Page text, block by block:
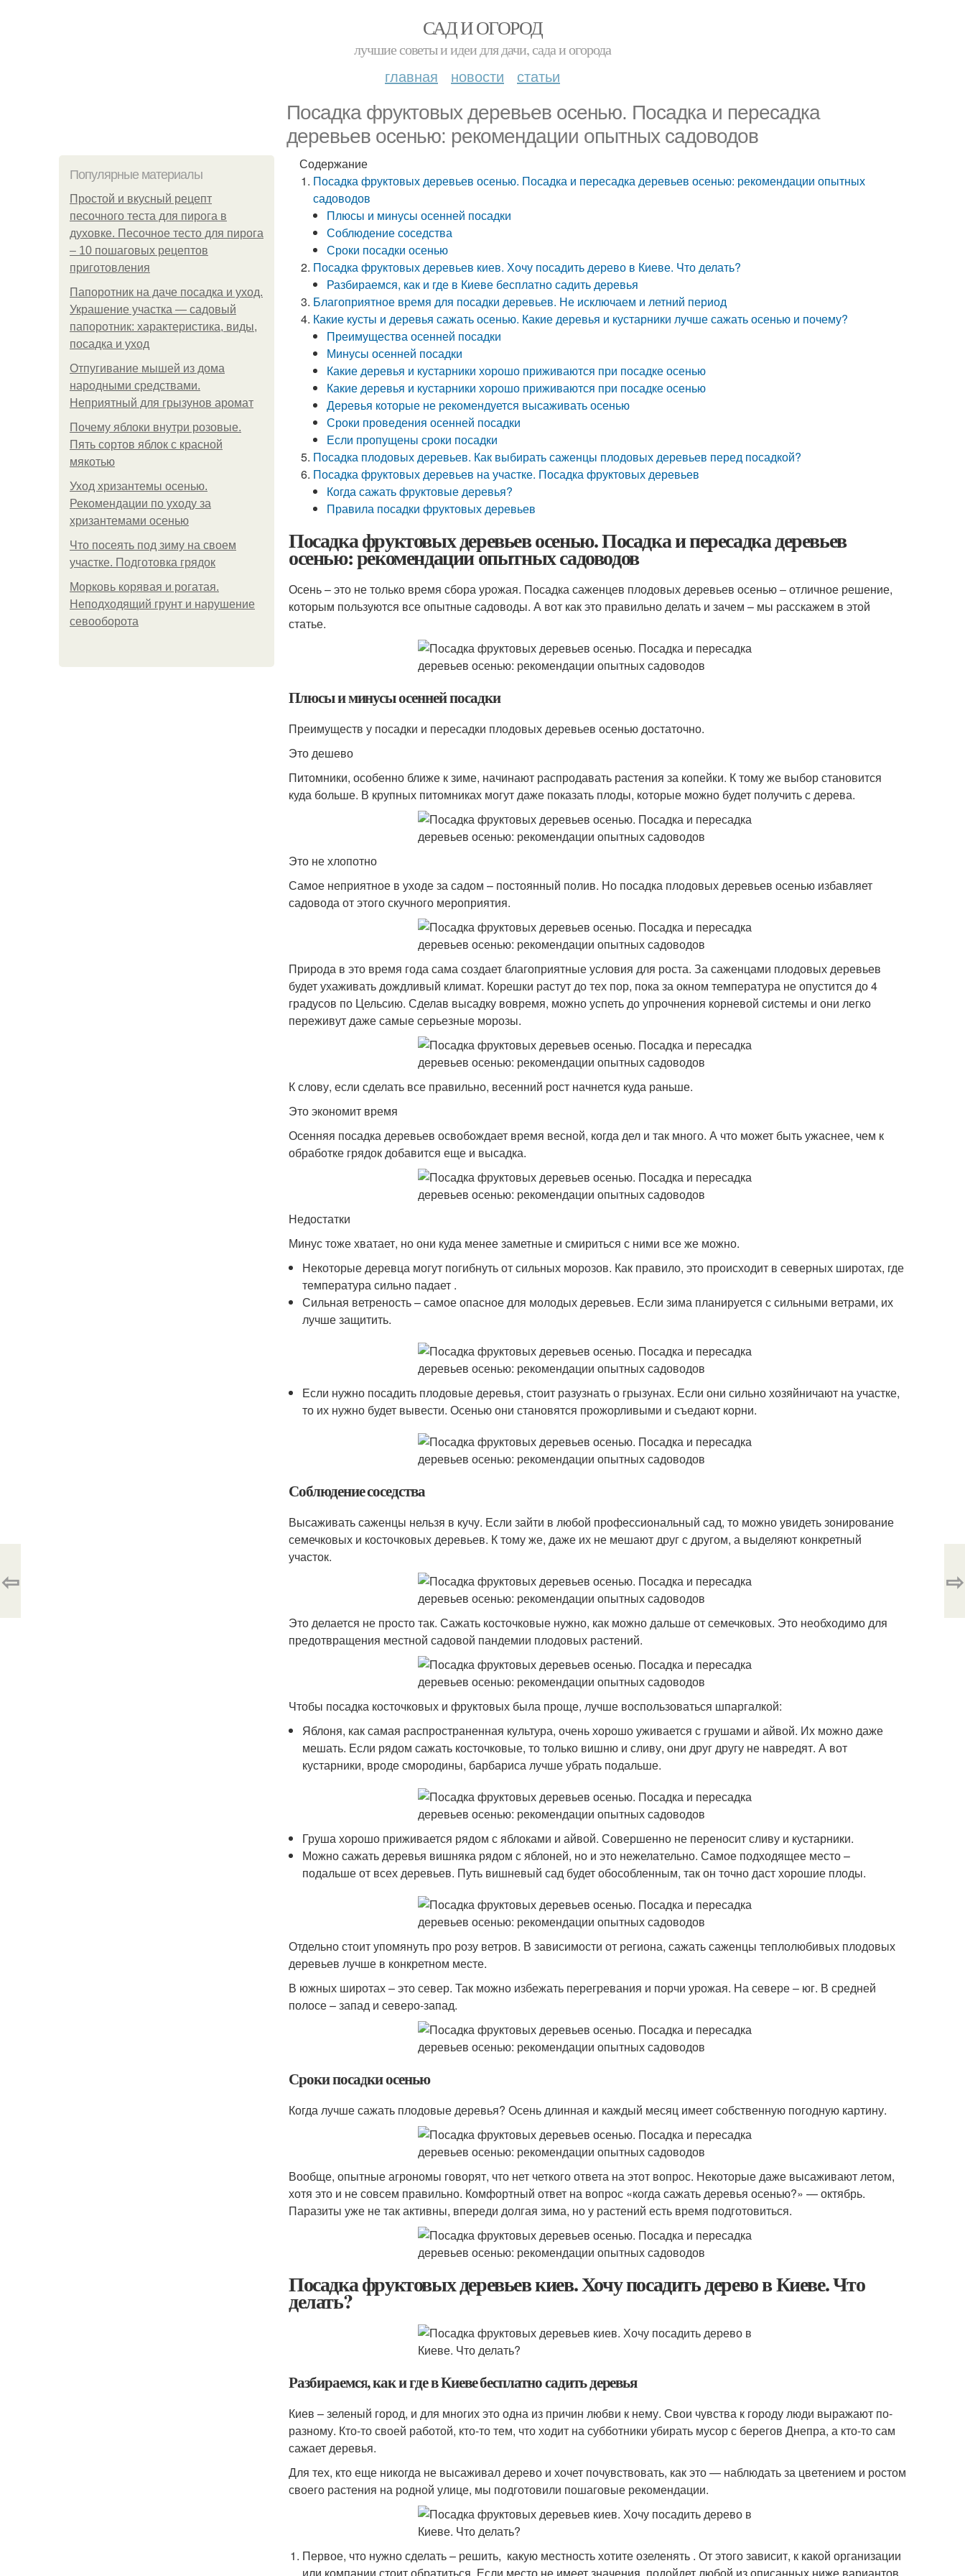
САД И ОГОРОД
лучшие советы и идеи для дачи, сада и огорода
главная новости статьи
Посадка фруктовых деревьев осенью. Посадка и пересадка
деревьев осенью: рекомендации опытных садоводов
Популярные материалы
Простой и вкусный рецепт
песочного теста для пирога в
духовке. Песочное тесто для пирога
– 10 пошаговых рецептов
приготовления
Папоротник на даче посадка и уход.
Украшение участка — садовый
папоротник: характеристика, виды,
посадка и уход
Отпугивание мышей из дома
народными средствами.
Неприятный для грызунов аромат
Почему яблоки внутри розовые.
Пять сортов яблок с красной
мякотью
Уход хризантемы осенью.
Рекомендации по уходу за
хризантемами осенью
Что посеять под зиму на своем
участке. Подготовка грядок
Морковь корявая и рогатая.
Неподходящий грунт и нарушение
севооборота
Содержание
Посадка фруктовых деревьев осенью. Посадка и пересадка деревьев осенью: рекомендации опытных
садоводов
Плюсы и минусы осенней посадки
Соблюдение соседства
Сроки посадки осенью
Посадка фруктовых деревьев киев. Хочу посадить дерево в Киеве. Что делать?
Разбираемся, как и где в Киеве бесплатно садить деревья
Благоприятное время для посадки деревьев. Не исключаем и летний период
Какие кусты и деревья сажать осенью. Какие деревья и кустарники лучше сажать осенью и почему?
Преимущества осенней посадки
Минусы осенней посадки
Какие деревья и кустарники хорошо приживаются при посадке осенью
Какие деревья и кустарники хорошо приживаются при посадке осенью
Деревья которые не рекомендуется высаживать осенью
Сроки проведения осенней посадки
Если пропущены сроки посадки
Посадка плодовых деревьев. Как выбирать саженцы плодовых деревьев перед посадкой?
Посадка фруктовых деревьев на участке. Посадка фруктовых деревьев
Когда сажать фруктовые деревья?
Правила посадки фруктовых деревьев
Посадка фруктовых деревьев осенью. Посадка и пересадка деревьев
осенью: рекомендации опытных садоводов
Осень – это не только время сбора урожая. Посадка саженцев плодовых деревьев осенью – отличное решение,
которым пользуются все опытные садоводы. А вот как это правильно делать и зачем – мы расскажем в этой
статье.
Плюсы и минусы осенней посадки
Преимуществ у посадки и пересадки плодовых деревьев осенью достаточно.
Это дешево
Питомники, особенно ближе к зиме, начинают распродавать растения за копейки. К тому же выбор становится
куда больше. В крупных питомниках могут даже показать плоды, которые можно будет получить с дерева.
Это не хлопотно
Самое неприятное в уходе за садом – постоянный полив. Но посадка плодовых деревьев осенью избавляет
садовода от этого скучного мероприятия.
Природа в это время года сама создает благоприятные условия для роста. За саженцами плодовых деревьев
будет ухаживать дождливый климат. Корешки растут до тех пор, пока за окном температура не опустится до 4
градусов по Цельсию. Сделав высадку вовремя, можно успеть до упрочнения корневой системы и они легко
переживут даже самые серьезные морозы.
К слову, если сделать все правильно, весенний рост начнется куда раньше.
Это экономит время
Осенняя посадка деревьев освобождает время весной, когда дел и так много. А что может быть ужаснее, чем к
обработке грядок добавится еще и высадка.
Недостатки
Минус тоже хватает, но они куда менее заметные и смириться с ними все же можно.
Некоторые деревца могут погибнуть от сильных морозов. Как правило, это происходит в северных широтах, где
температура сильно падает .
Сильная ветреность – самое опасное для молодых деревьев. Если зима планируется с сильными ветрами, их
лучше защитить.
Если нужно посадить плодовые деревья, стоит разузнать о грызунах. Если они сильно хозяйничают на участке,
то их нужно будет вывести. Осенью они становятся прожорливыми и съедают корни.
Соблюдение соседства
Высаживать саженцы нельзя в кучу. Если зайти в любой профессиональный сад, то можно увидеть зонирование
семечковых и косточковых деревьев. К тому же, даже их не мешают друг с другом, а выделяют конкретный
участок.
Это делается не просто так. Сажать косточковые нужно, как можно дальше от семечковых. Это необходимо для
предотвращения местной садовой пандемии плодовых растений.
Чтобы посадка косточковых и фруктовых была проще, лучше воспользоваться шпаргалкой:
Яблоня, как самая распространенная культура, очень хорошо уживается с грушами и айвой. Их можно даже
мешать. Если рядом сажать косточковые, то только вишню и сливу, они друг другу не навредят. А вот
кустарники, вроде смородины, барбариса лучше убрать подальше.
Груша хорошо приживается рядом с яблоками и айвой. Совершенно не переносит сливу и кустарники.
Можно сажать деревья вишняка рядом с яблоней, но и это нежелательно. Самое подходящее место –
подальше от всех деревьев. Путь вишневый сад будет обособленным, так он точно даст хорошие плоды.
Отдельно стоит упомянуть про розу ветров. В зависимости от региона, сажать саженцы теплолюбивых плодовых
деревьев лучше в конкретном месте.
В южных широтах – это север. Так можно избежать перегревания и порчи урожая. На севере – юг. В средней
полосе – запад и северо-запад.
Сроки посадки осенью
Когда лучше сажать плодовые деревья? Осень длинная и каждый месяц имеет собственную погодную картину.
Вообще, опытные агрономы говорят, что нет четкого ответа на этот вопрос. Некоторые даже высаживают летом,
хотя это и не совсем правильно. Комфортный ответ на вопрос «когда сажать деревья осенью?» — октябрь.
Паразиты уже не так активны, впереди долгая зима, но у растений есть время подготовиться.
Посадка фруктовых деревьев киев. Хочу посадить дерево в Киеве. Что
делать?
Разбираемся, как и где в Киеве бесплатно садить деревья
Киев – зеленый город, и для многих это одна из причин любви к нему. Свои чувства к городу люди выражают по-
разному. Кто-то своей работой, кто-то тем, что ходит на субботники убирать мусор с берегов Днепра, а кто-то сам
сажает деревья.
Для тех, кто еще никогда не высаживал дерево и хочет почувствовать, как это — наблюдать за цветением и ростом
своего растения на родной улице, мы подготовили пошаговые рекомендации.
Первое, что нужно сделать – решить, какую местность хотите озеленять . От этого зависит, к какой организации
⇦ ⇨